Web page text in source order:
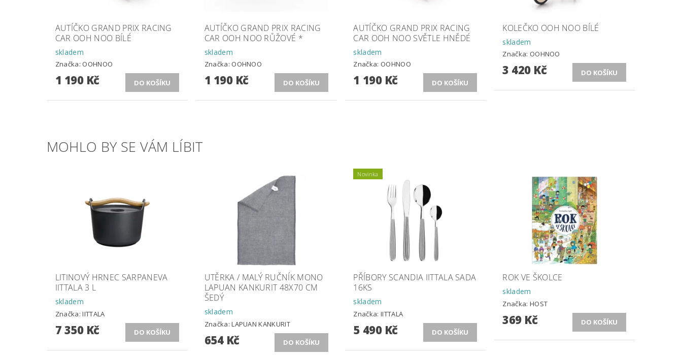
AUTÍČKO GRAND PRIX RACING
CAR OOH NOO BÍLÉ
skladem
Značka: OOHNOO
1 190 Kč
AUTÍČKO GRAND PRIX RACING
CAR OOH NOO RŮŽOVÉ *
skladem
Značka: OOHNOO
1 190 Kč
AUTÍČKO GRAND PRIX RACING
CAR OOH NOO SVĚTLE HNĚDÉ
skladem
Značka: OOHNOO
1 190 Kč
KOLEČKO OOH NOO BÍLÉ
skladem
Značka: OOHNOO
3 420 Kč
MOHLO BY SE VÁM LÍBIT
LITINOVÝ HRNEC SARPANEVA
IITTALA 3 L
skladem
Značka:IITTALA
7 350 Kč
UTĚRKA / MALÝ RUČNÍK MONO
LAPUAN KANKURIT 48X70 CM
ŠEDÝ
skladem
Značka:LAPUAN KANKURIT
654 Kč
Novinka
PŘÍBORY SCANDIA IITTALA SADA
16KS
skladem
Značka:IITTALA
5 490 Kč
ROK VE ŠKOLCE
skladem
Značka: HOST
369 Kč